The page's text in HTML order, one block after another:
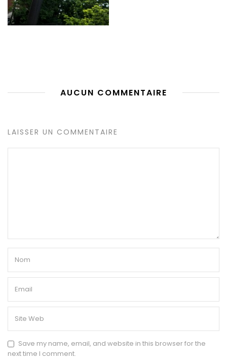
AUCUN COMMENTAIRE
LAISSER UN COMMENTAIRE
Save my name, email, and website in this browser for the
next time I comment.